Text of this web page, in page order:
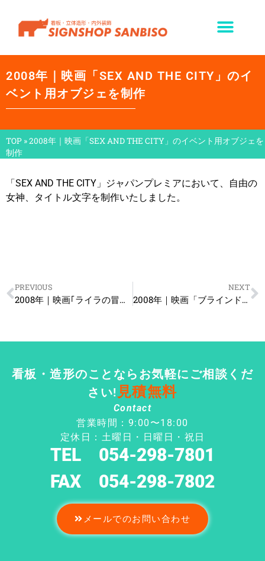
2008年｜映画「SEX AND THE CITY」のイ
ベント用オブジェを制作
TOP »2008年｜映画「SEX AND THE CITY」のイベント用オブジェを
制作
「SEX AND THE CITY」ジャパンプレミアにおいて、自由の
女神、タイトル文字を制作いたしました。
PREVIOUS
2008年｜映画｢ライラの冒険｣のイベント用オブジェを制作
NEXT
2008年｜映画「ブラインドネス」のイベント用オブジェを制作
看板・造形のことならお気軽にご相談くだ
さい! 見積無料
Contact
営業時間：9:00〜18:00
定休日：土曜日・日曜日・祝日
TEL 054-298-7801
FAX 054-298-7802
メールでのお問い合わせ